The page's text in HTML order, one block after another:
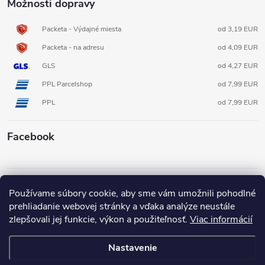
Používame súbory cookie, aby sme vám umožnili pohodlné
prehliadanie webovej stránky a vďaka analýze neustále
zlepšovali jej funkcie, výkon a použiteľnosť. Viac informácií
Nastavenie
Možnosti dopravy
Packeta - Výdajné miesta
od 3,19 EUR
Packeta - na adresu
od 4,09 EUR
GLS
od 4,27 EUR
PPL Parcelshop
od 7,99 EUR
PPL
od 7,99 EUR
Facebook